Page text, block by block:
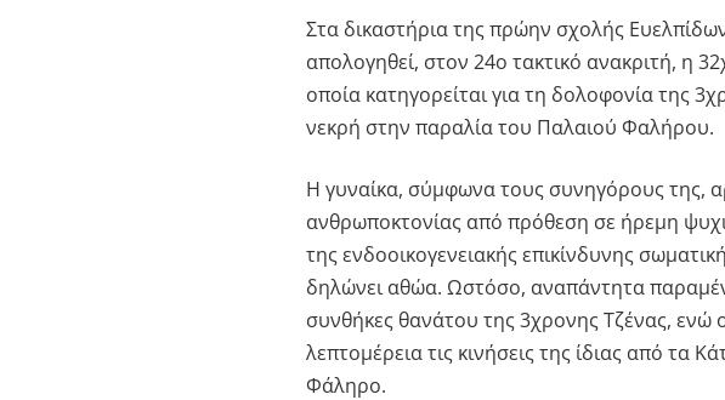
Στα δικαστήρια της πρώην σχολής
απολογηθεί, στον 24ο τακτικό ανακριτή, η
οποία κατηγορείται για τη δολοφονία της
νεκρή στην παραλία του Παλαιού Φαλήρου.
Η γυναίκα, σύμφωνα τους συνηγόρους της,
ανθρωποκτονίας από πρόθεση σε ήρεμη
της ενδοοικογενειακής επικίνδυνης
δηλώνει αθώα. Ωστόσο, αναπάντητα
συνθήκες θανάτου της 3χρονης Τζένας, ενώ
λεπτομέρεια τις κινήσεις της ίδιας από τα
Φάληρο.